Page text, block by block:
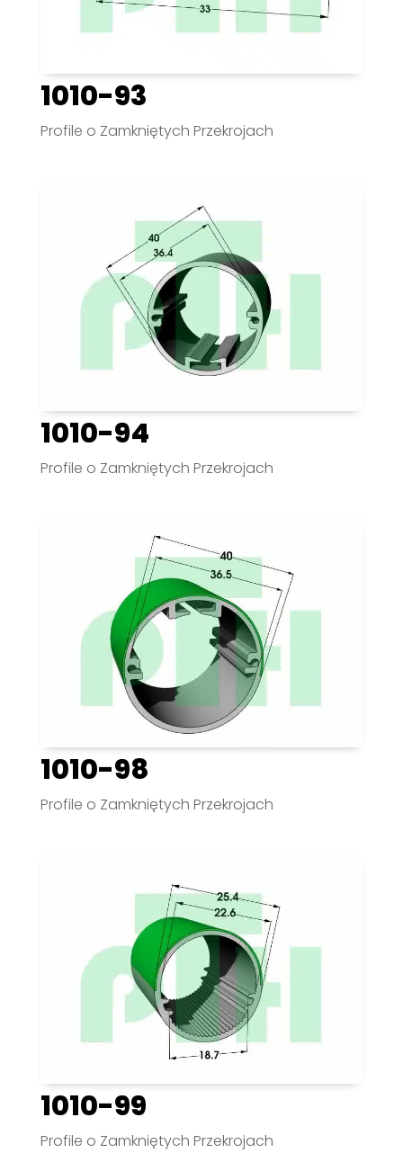
1010-93
Profile o Zamkniętych Przekrojach
1010-94
Profile o Zamkniętych Przekrojach
1010-98
Profile o Zamkniętych Przekrojach
1010-99
Profile o Zamkniętych Przekrojach